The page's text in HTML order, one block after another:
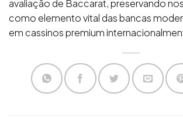
avaliação de Baccarat, preservando
como elemento vital das bancas
em cassinos premium